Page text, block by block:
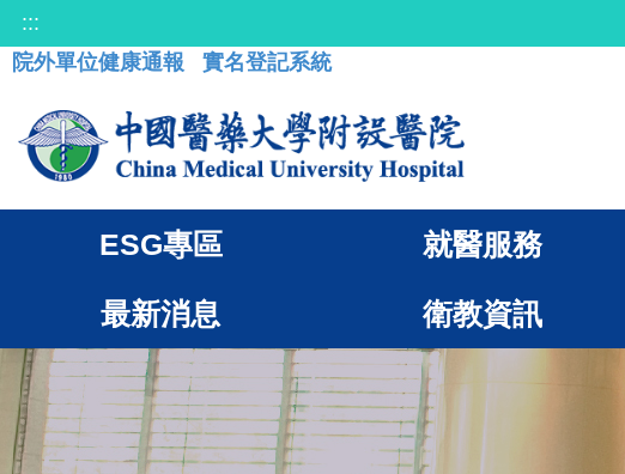
:::
院外單位健康通報
實名登記系統
ESG專區 就醫服務
最新消息 衛教資訊